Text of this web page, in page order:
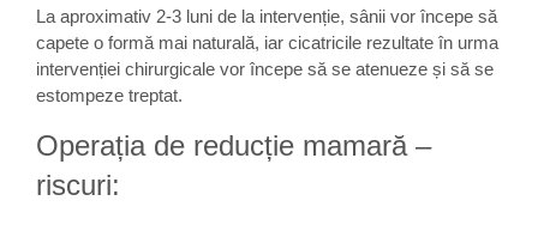
La aproximativ 2-3 luni de la intervenție, sânii vor începe să
capete o formă mai naturală, iar cicatricile rezultate în urma
intervenției chirurgicale vor începe să se atenueze și să se
estompeze treptat.
Operația de reducție mamară –
riscuri: